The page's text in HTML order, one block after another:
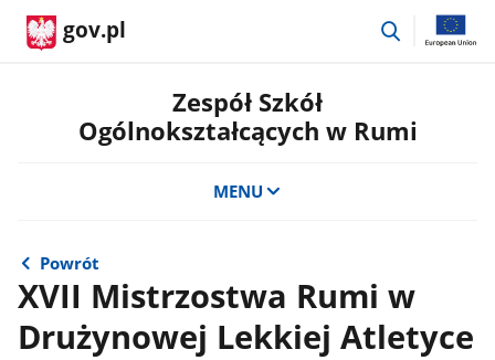
gov.pl
przejdź
Zespół Szkół
Ogólnokształcących w Rumi
MENU
Powrót
XVII Mistrzostwa Rumi w
Drużynowej Lekkiej Atletyce